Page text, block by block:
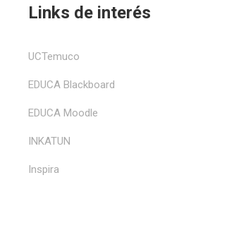
Links de interés
UCTemuco
EDUCA Blackboard
EDUCA Moodle
INKATUN
Inspira